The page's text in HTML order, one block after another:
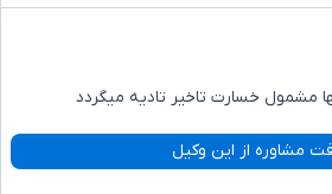
مشمول خسارت تاخیر تادیه میگردد
مشاوره از این وکیل